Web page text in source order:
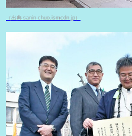
（出典 sanin-chuo.ismcdn.jp）